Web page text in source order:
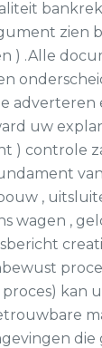
zien
) .Alle
adverteren
uw
) controle
,
wagen ,
kan
die